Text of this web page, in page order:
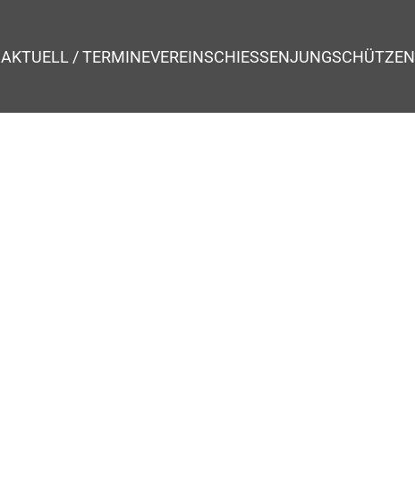
AKTUELL / TERMINEVEREINSCHIESSENJUNGSCHÜTZEN